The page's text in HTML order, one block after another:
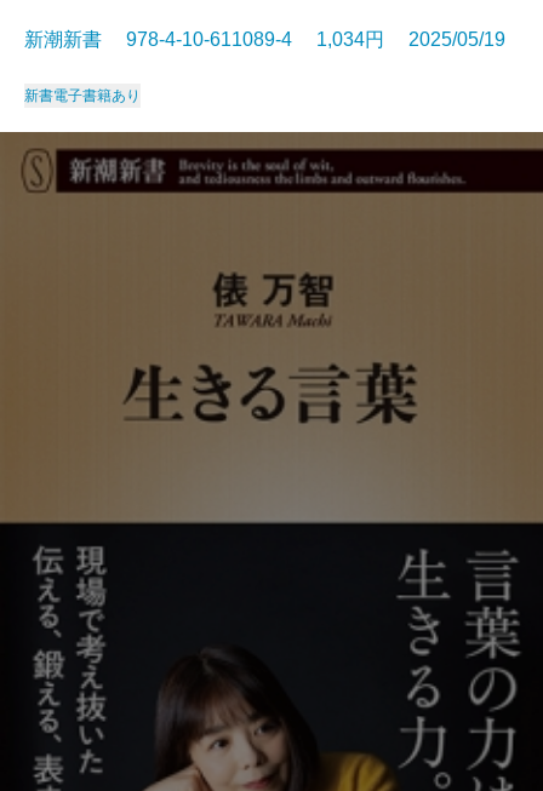
新潮新書 978-4-10-611089-4 1,034円 2025/05/19
新書電子書籍あり